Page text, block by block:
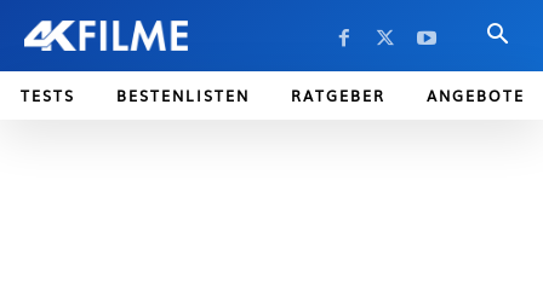
TESTS BESTENLISTEN RATGEBER ANGEBOTE